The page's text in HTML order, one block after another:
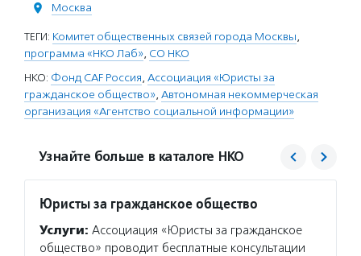
Москва
ТЕГИ: Комитет общественных связей города Москвы,
программа «НКО Лаб», СО НКО
НКО: Фонд CAF Россия, Ассоциация «Юристы за
гражданское общество», Автономная некоммерческая
организация «Агентство социальной информации»
Узнайте больше в каталоге НКО
Юристы за гражданское общество
Услуги: Ассоциация «Юристы за гражданское
общество» проводит бесплатные консультации